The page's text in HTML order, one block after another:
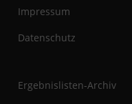
Impressum
Datenschutz
Ergebnislisten-Archiv